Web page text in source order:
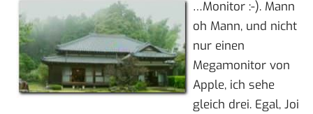
…Monitor :-). Mann
oh Mann, und nicht
nur einen
Megamonitor von
Apple, ich sehe
gleich drei. Egal, Joi